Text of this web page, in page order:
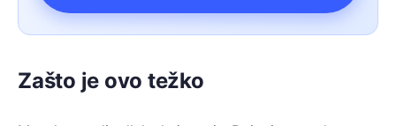
Zašto je ovo težko